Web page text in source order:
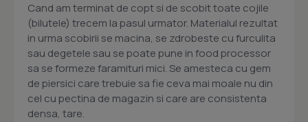
Cand am terminat de copt si de scobit toate cojile
(bilutele) trecem la pasul urmator. Materialul rezultat
in urma scobirii se macina, se zdrobeste cu furculita
sau degetele sau se poate pune in food processor
sa se formeze faramituri mici. Se amesteca cu gem
de piersici care trebuie sa fie ceva mai moale nu din
cel cu pectina de magazin si care are consistenta
densa, tare.